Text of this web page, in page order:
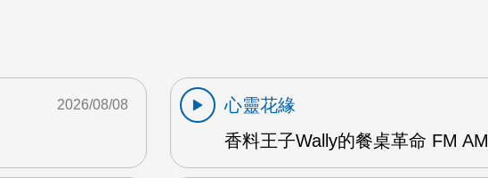
2026/08/08
心靈花緣
香料王子Wally的餐桌革命 FM AM